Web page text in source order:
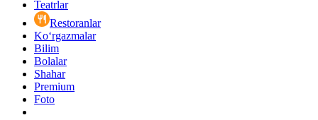
Teatrlar
Restoranlar
Ko‘rgazmalar
Bilim
Bolalar
Shahar
Premium
Foto